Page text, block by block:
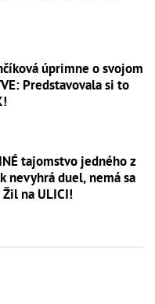
úprimne o svojom
Predstavovala si to
tajomstvo jedného z
nevyhrá duel, nemá sa
na ULICI!